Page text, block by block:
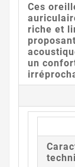
Ces
riche et
un